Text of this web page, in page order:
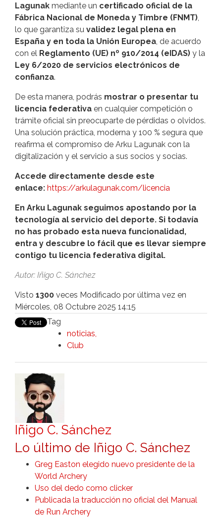
Lagunak mediante un certificado oficial de la
Fábrica Nacional de Moneda y Timbre (FNMT)
lo que garantiza su validez legal plena en
España y en toda la Unión Europea , de acuerdo
con el Reglamento (UE) nº 910/2014 (eIDAS) y la
Ley 6/2020 de servicios electrónicos de
confianza.
De esta manera, podrás mostrar o presentar tu
licencia federativa en cualquier competición o
trámite oficial sin preocuparte de pérdidas o olvidos.
Una solución práctica, moderna y 100 % segura que
reafirma el compromiso de Arku Lagunak con la
digitalización y el servicio a sus socios y socias.
Accede directamente desde este
enlace: https://arkulagunak.com/licencia
En Arku Lagunak seguimos apostando por la
tecnología al servicio del deporte. Si todavía
no has probado esta nueva funcionalidad,
entra y descubre lo fácil que es llevar siempre
contigo tu licencia federativa digital.
Autor: Iñigo C. Sánchez
Visto 1300 veces Modificado por última vez en
Miércoles, 08 Octubre 2025 14:15
Tag
noticias
Club
Iñigo C. Sánchez
Lo último de Iñigo C. Sánchez
Greg Easton elegido nuevo presidente de la
World Archery
Uso del dedo como clicker
Publicada la traducción no oficial del Manual
de Run Archery